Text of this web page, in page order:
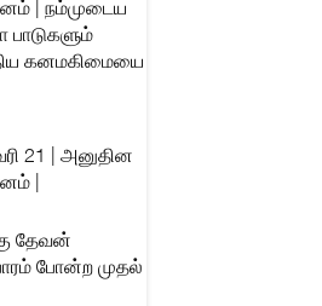
| நம்முடைய
பாடுகளும்
கனமகிமையை
21 | அனுதின
|
தேவன்
போன்ற முதல்